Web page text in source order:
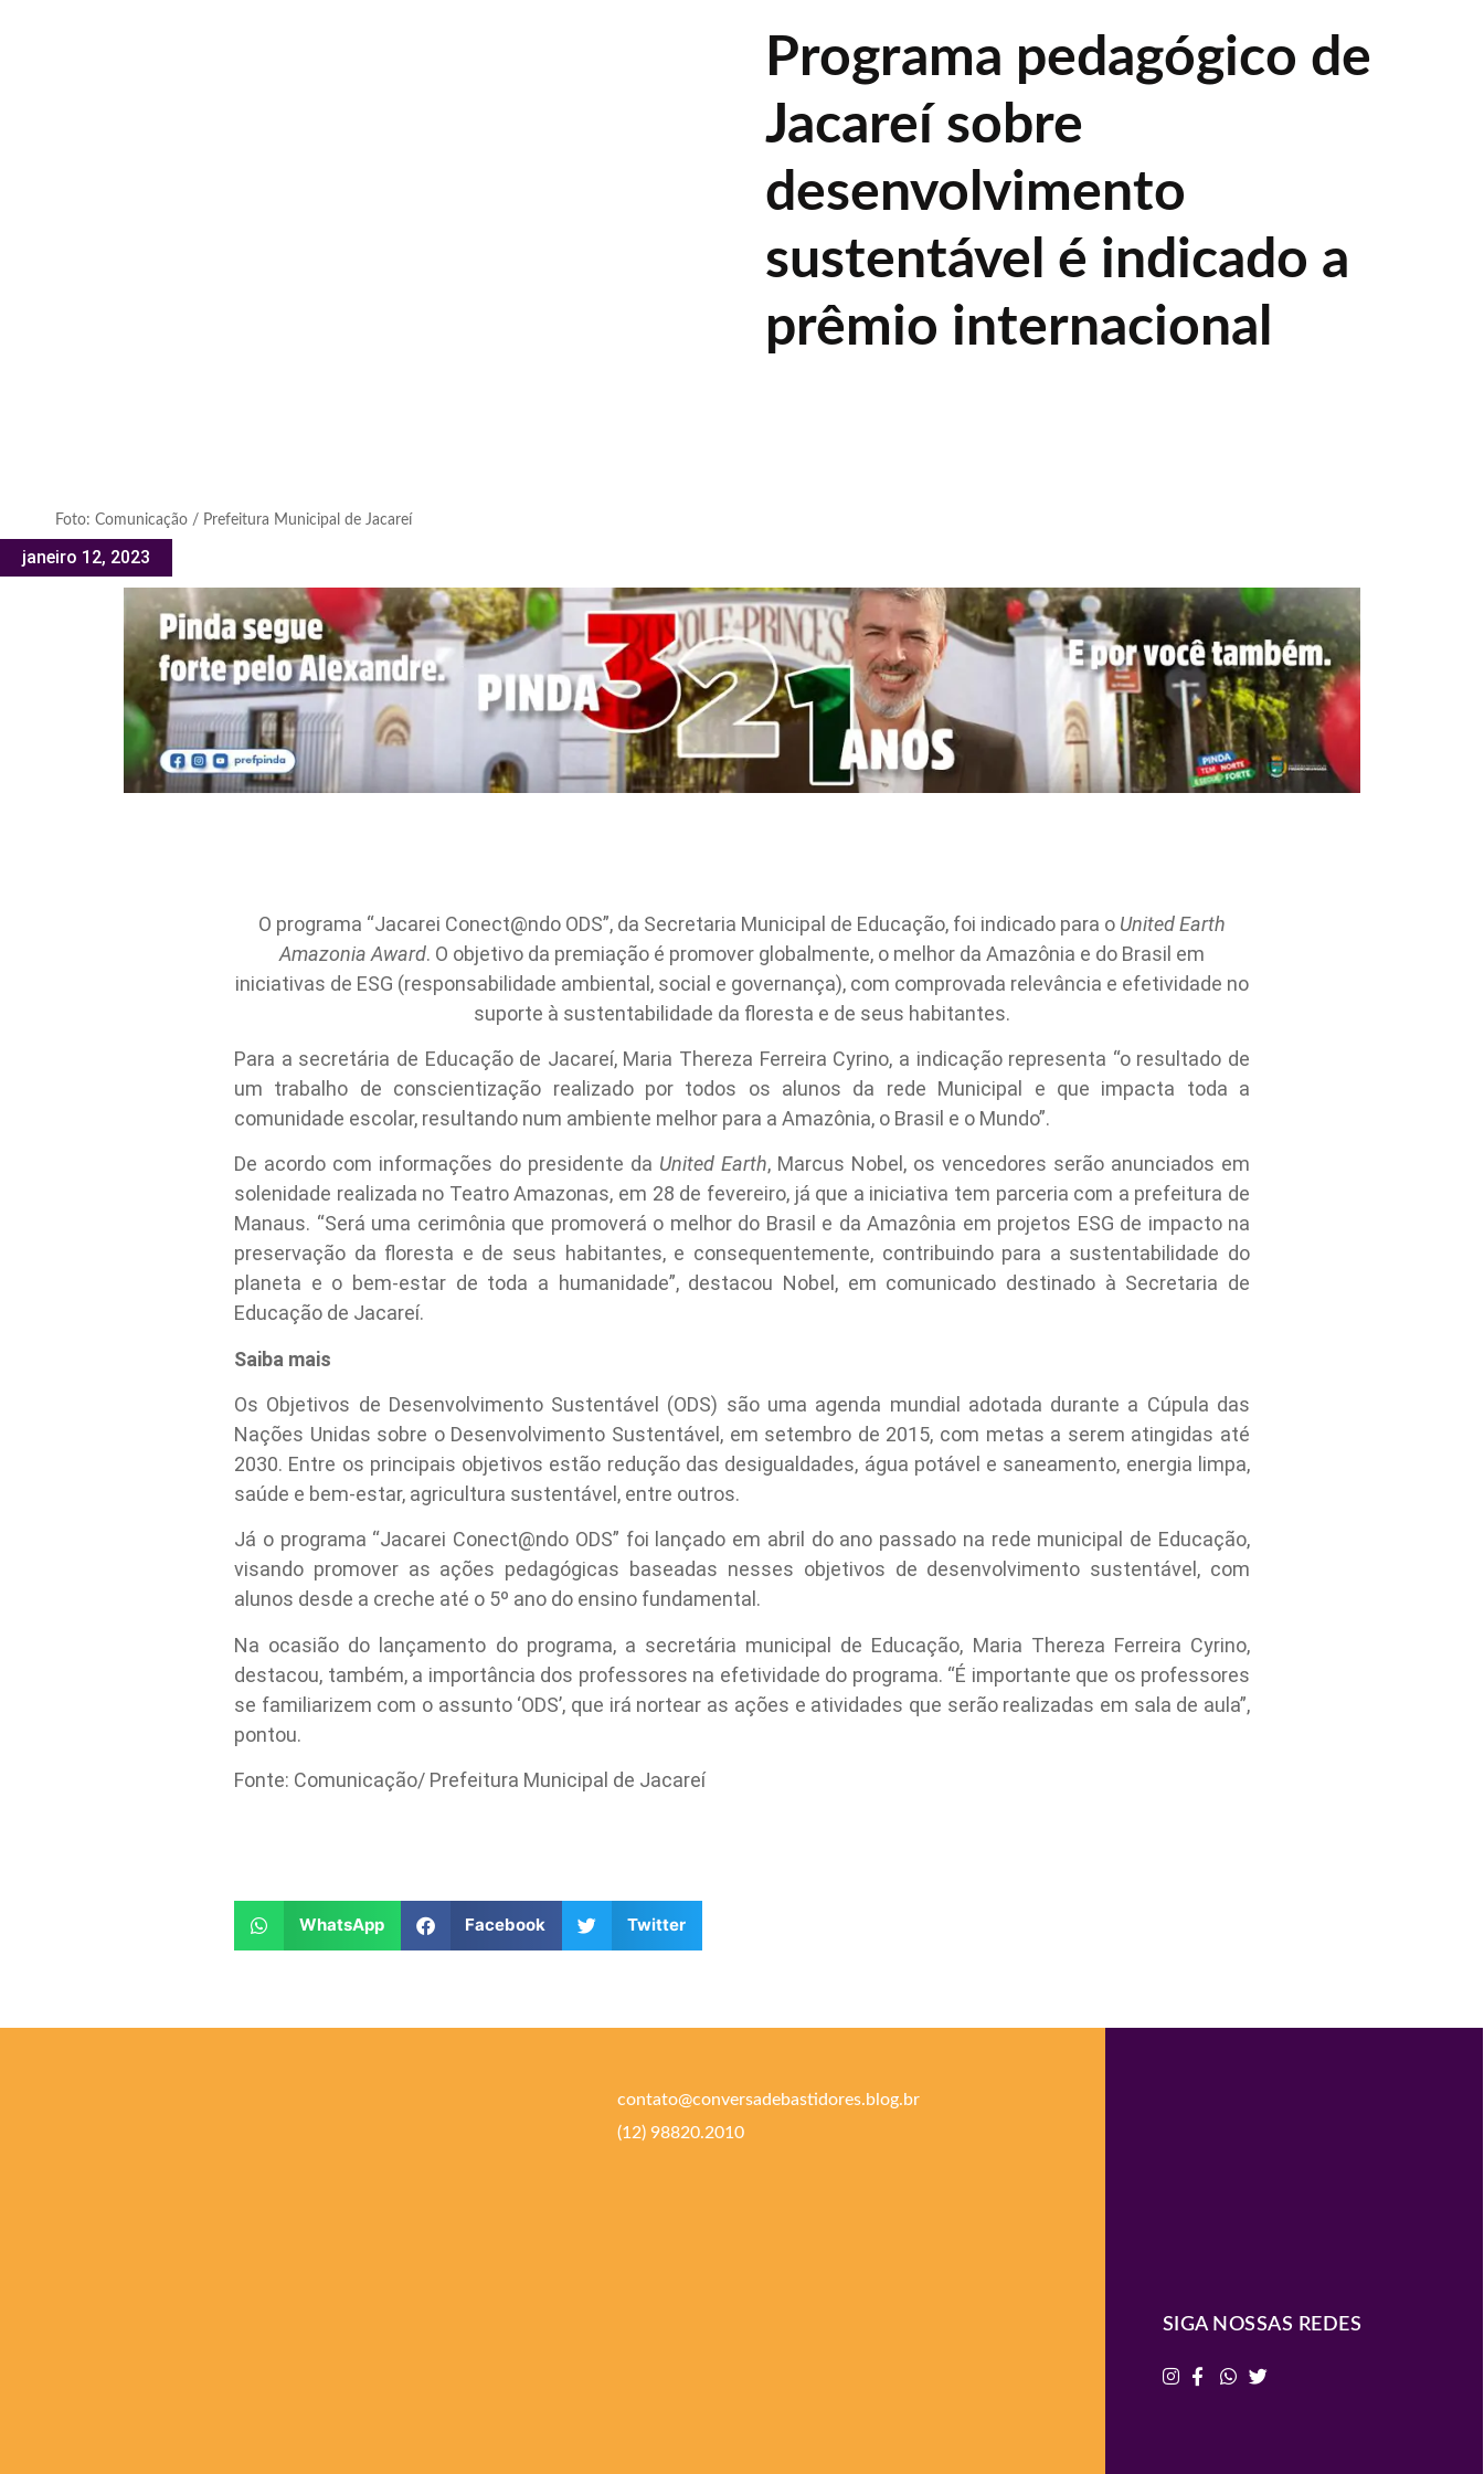
Foto: Comunicação / Prefeitura Municipal de Jacareí
janeiro 12, 2023
Programa pedagógico de
Jacareí sobre
desenvolvimento
sustentável é indicado a
prêmio internacional
O programa “Jacarei Conect@ndo ODS”, da Secretaria Municipal de Educação, foi indicado para o United Earth
Amazonia Award. O objetivo da premiação é promover globalmente, o melhor da Amazônia e do Brasil em
iniciativas de ESG (responsabilidade ambiental, social e governança), com comprovada relevância e efetividade no
suporte à sustentabilidade da floresta e de seus habitantes.
Para a secretária de Educação de Jacareí, Maria Thereza Ferreira Cyrino, a indicação representa “o resultado de
um trabalho de conscientização realizado por todos os alunos da rede Municipal e que impacta toda a
comunidade escolar, resultando num ambiente melhor para a Amazônia, o Brasil e o Mundo”.
De acordo com informações do presidente da United Earth, Marcus Nobel, os vencedores serão anunciados em
solenidade realizada no Teatro Amazonas, em 28 de fevereiro, já que a iniciativa tem parceria com a prefeitura de
Manaus. “Será uma cerimônia que promoverá o melhor do Brasil e da Amazônia em projetos ESG de impacto na
preservação da floresta e de seus habitantes, e consequentemente, contribuindo para a sustentabilidade do
planeta e o bem-estar de toda a humanidade”, destacou Nobel, em comunicado destinado à Secretaria de
Educação de Jacareí.
Saiba mais
Os Objetivos de Desenvolvimento Sustentável (ODS) são uma agenda mundial adotada durante a Cúpula das
Nações Unidas sobre o Desenvolvimento Sustentável, em setembro de 2015, com metas a serem atingidas até
2030. Entre os principais objetivos estão redução das desigualdades, água potável e saneamento, energia limpa,
saúde e bem-estar, agricultura sustentável, entre outros.
Já o programa “Jacarei Conect@ndo ODS” foi lançado em abril do ano passado na rede municipal de Educação,
visando promover as ações pedagógicas baseadas nesses objetivos de desenvolvimento sustentável, com
alunos desde a creche até o 5º ano do ensino fundamental.
Na ocasião do lançamento do programa, a secretária municipal de Educação, Maria Thereza Ferreira Cyrino,
destacou, também, a importância dos professores na efetividade do programa. “É importante que os professores
se familiarizem com o assunto ‘ODS’, que irá nortear as ações e atividades que serão realizadas em sala de aula”,
pontou.
Fonte: Comunicação/ Prefeitura Municipal de Jacareí
WhatsApp Facebook Twitter
contato@conversadebastidores.blog.br
(12) 98820.2010
SIGA NOSSAS REDES